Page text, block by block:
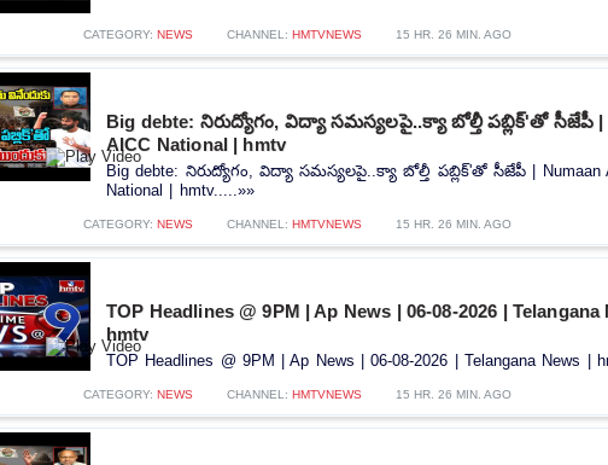
CATEGORY: NEWS CHANNEL: HMTVNEWS 15 HR. 26 MIN. AGO
Big debte: నిరుద్యోగం, విద్యా సమస్యలపై..క్యా బోల్తీ పబ్లిక్'తో సీజేపీ |
AICC National | hmtv
Big debte: నిరుద్యోగం, విద్యా సమస్యలపై..క్యా బోల్తీ పబ్లిక్'తో సీజేపీ | Numaan
National | hmtv.....»»
CATEGORY: NEWS CHANNEL: HMTVNEWS 15 HR. 26 MIN. AGO
TOP Headlines @ 9PM | Ap News | 06-08-2026 | Telangana
hmtv
TOP Headlines @ 9PM | Ap News | 06-08-2026 | Telangana News |
CATEGORY: NEWS CHANNEL: HMTVNEWS 15 HR. 26 MIN. AGO